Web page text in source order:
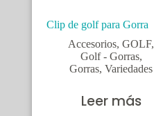
Clip de golf para Gorra
Accesorios, GOLF,
Golf - Gorras,
Gorras, Variedades
Leer más